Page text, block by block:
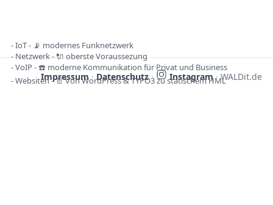
Impressum · Datenschutz · Instagram · WALDit.de
- IoT - 📡 modernes Funknetzwerk
- Netzwerk - 🔌 oberste Voraussezung
- VoIP - ☎️ moderne Kommunikation für Privat und Business
- Websiten - 📄 Von WordPress & TYPO3 zu statischem HML